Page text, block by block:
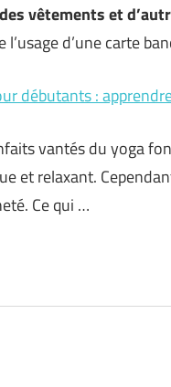
vêtements et
l’usage d’une carte
débutants :
vantés du yoga
et relaxant.
Ce qui …